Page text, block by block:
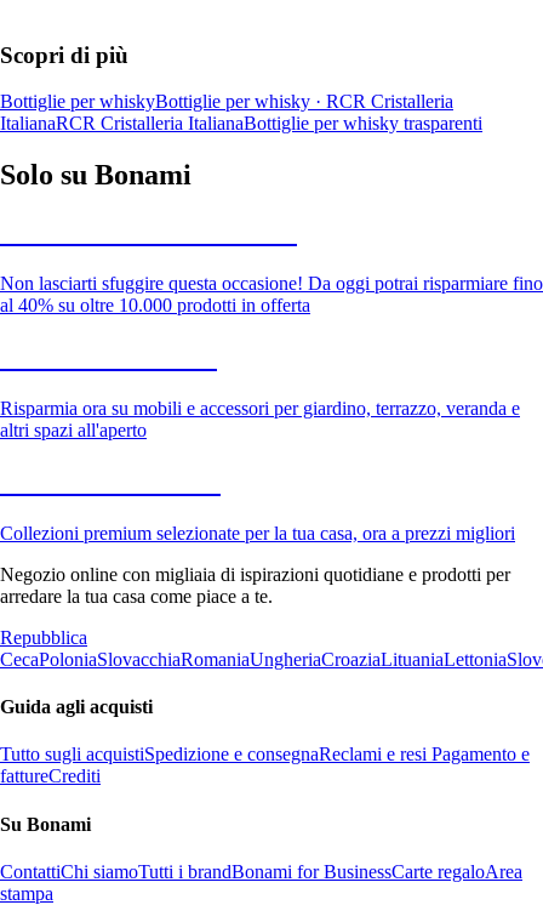
Scopri di più
Bottiglie per whiskyBottiglie per whisky · RCR Cristalleria
ItalianaRCR Cristalleria ItalianaBottiglie per whisky trasparenti
Solo su Bonami
Non lasciarti sfuggire questa occasione! Da oggi potrai risparmiare fino
al 40% su oltre 10.000 prodotti in offerta
Risparmia ora su mobili e accessori per giardino, terrazzo, veranda e
altri spazi all'aperto
Collezioni premium selezionate per la tua casa, ora a prezzi migliori
Negozio online con migliaia di ispirazioni quotidiane e prodotti per
arredare la tua casa come piace a te.
Repubblica
CecaPoloniaSlovacchiaRomaniaUngheriaCroaziaLituaniaLettonia
Guida agli acquisti
Tutto sugli acquistiSpedizione e consegnaReclami e resi Pagamento e
fattureCrediti
Su Bonami
ContattiChi siamoTutti i brandBonami for BusinessCarte regaloArea
stampa